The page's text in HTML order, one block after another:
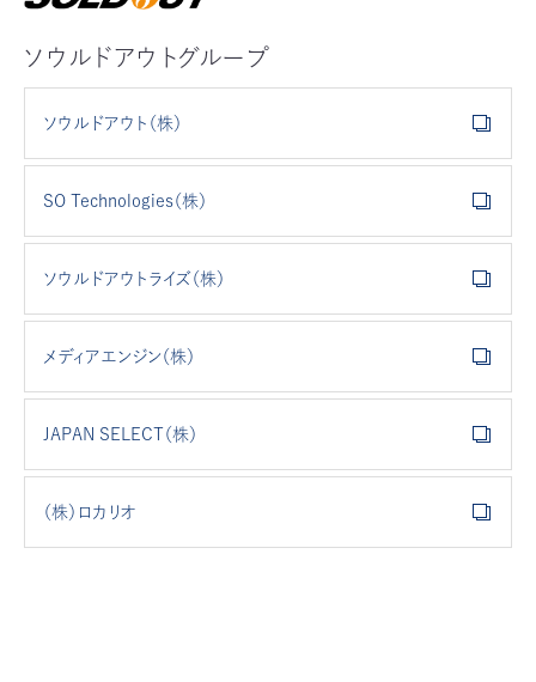
ソウルドアウトグループ
ソウルドアウト（株）
SO Technologies（株）
ソウルドアウトライズ（株）
メディアエンジン（株）
JAPAN SELECT（株）
（株）ロカリオ